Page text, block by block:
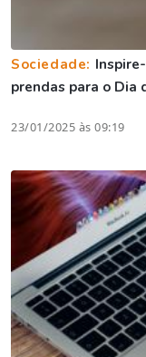
Sociedade:
prendas para o Dia
23/01/2025 às 09:19